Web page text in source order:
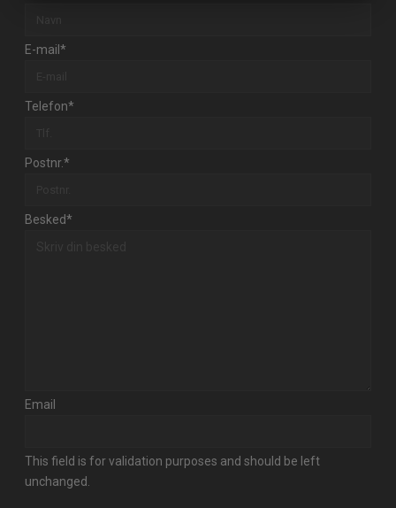
E-mail*
Telefon*
Postnr.*
Besked*
Email
This field is for validation purposes and should be left
unchanged.